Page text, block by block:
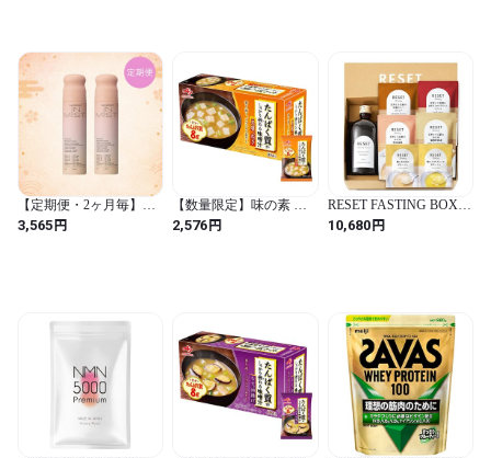
【定期便・2ヶ月毎】
Vitamin Maintenance 2本セ
ット
3,565円
【数量限定】味の素 た
んぱく質 がしっかり摂
れる 味噌汁 豆腐とねぎ
2,576円
RESET FASTING BOX
ファスティング ボック
ス [酵素ドリンク おか
10,680円